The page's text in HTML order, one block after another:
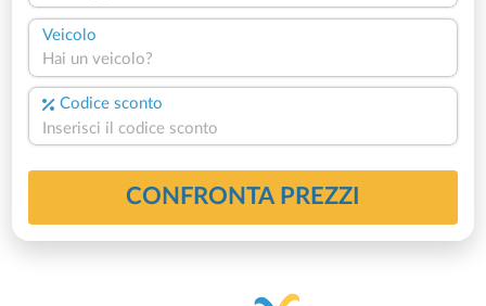
Veicolo
Hai un veicolo?
Codice sconto
CONFRONTA PREZZI